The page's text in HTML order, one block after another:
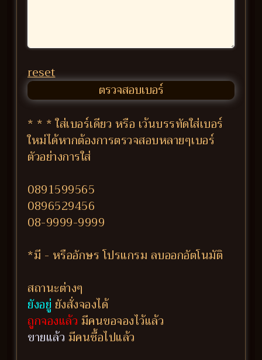
reset
* * * ใส่เบอร์เดียว หรือ เว้นบรรทัดใส่เบอร์
ใหม่ได้หากต้องการตรวจสอบหลายๆเบอร์
ตัวอย่างการใส่
0891599565
0896529456
08-9999-9999
*มี - หรืออักษร โปรแกรม ลบออกอัตโนมัติ
สถานะต่างๆ
ยังอยู่ ยังสั่งจองได้
ถูกจองแล้ว มีคนขอจองไว้แล้ว
ขายแล้ว มีคนซื้อไปแล้ว